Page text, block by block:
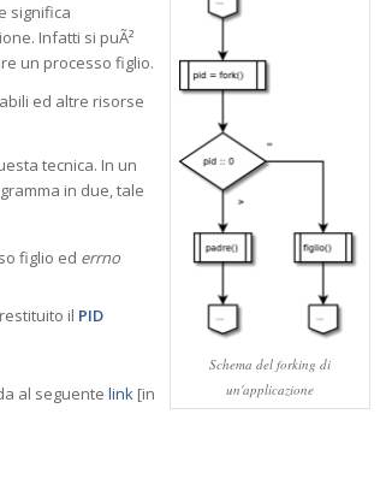
Schema del forking di
un'applicazione
significa
Infatti si puÃ²
un processo figlio.
ed altre risorse
tecnica. In un
in due, tale
figlio ed errno
il PID
al seguente link [in